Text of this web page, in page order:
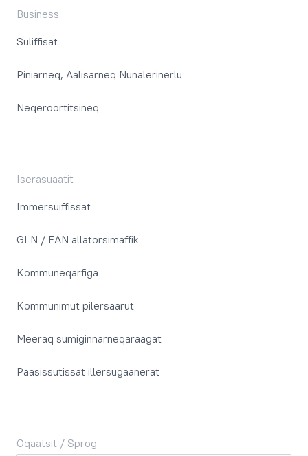
Business
Suliffisat
Piniarneq, Aalisarneq Nunalerinerlu
Neqeroortitsineq
Iserasuaatit
Immersuiffissat
GLN / EAN allatorsimaffik
Kommuneqarfiga
Kommunimut pilersaarut
Meeraq sumiginnarneqaraagat
Paasissutissat illersugaanerat
Oqaatsit / Sprog